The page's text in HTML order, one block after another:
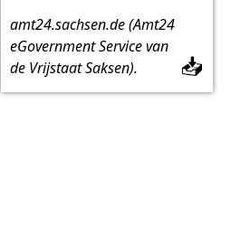
amt24.sachsen.de (Amt24
eGovernment Service van
de Vrijstaat Saksen).
📥